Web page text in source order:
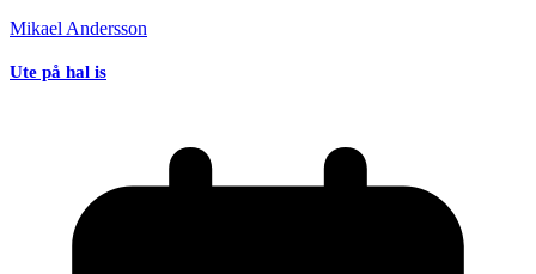
Mikael Andersson
Ute på hal is